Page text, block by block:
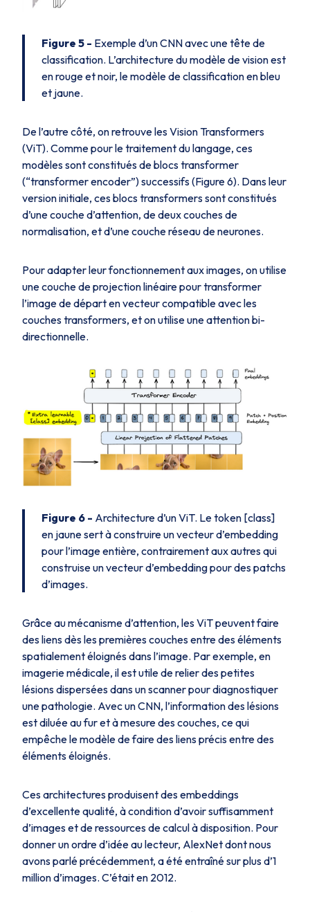
Figure 5 - Exemple d’un CNN avec une tête de
classification. L’architecture du modèle de vision est
en rouge et noir, le modèle de classification en bleu
et jaune.
De l’autre côté, on retrouve les Vision Transformers
(ViT). Comme pour le traitement du langage, ces
modèles sont constitués de blocs transformer
(“transformer encoder”) successifs (Figure 6). Dans leur
version initiale, ces blocs transformers sont constitués
d’une couche d’attention, de deux couches de
normalisation, et d’une couche réseau de neurones.
Pour adapter leur fonctionnement aux images, on utilise
une couche de projection linéaire pour transformer
l’image de départ en vecteur compatible avec les
couches transformers, et on utilise une attention bi-
directionnelle.
Figure 6 - Architecture d’un ViT. Le token [class]
en jaune sert à construire un vecteur d’embedding
pour l’image entière, contrairement aux autres qui
construise un vecteur d’embedding pour des patchs
d’images.
Grâce au mécanisme d’attention, les ViT peuvent faire
des liens dès les premières couches entre des éléments
spatialement éloignés dans l’image. Par exemple, en
imagerie médicale, il est utile de relier des petites
lésions dispersées dans un scanner pour diagnostiquer
une pathologie. Avec un CNN, l’information des lésions
est diluée au fur et à mesure des couches, ce qui
empêche le modèle de faire des liens précis entre des
éléments éloignés.
Ces architectures produisent des embeddings
d’excellente qualité, à condition d’avoir suffisamment
d’images et de ressources de calcul à disposition. Pour
donner un ordre d’idée au lecteur, AlexNet dont nous
avons parlé précédemment, a été entraîné sur plus d’1
million d’images. C’était en 2012.